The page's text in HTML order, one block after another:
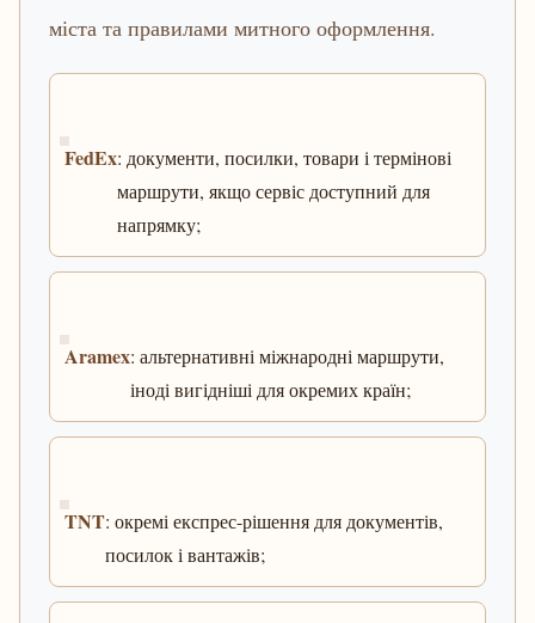
міста та правилами митного оформлення.
FedEx: документи, посилки, товари і термінові
маршрути, якщо сервіс доступний для
напрямку;
Aramex: альтернативні міжнародні маршрути,
іноді вигідніші для окремих країн;
TNT: окремі експрес-рішення для документів,
посилок і вантажів;